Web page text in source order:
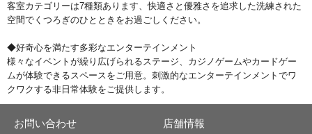
客室カテゴリーは7種類あります、快適さと優雅さを追求した洗練された
空間でくつろぎのひとときをお過ごしください。
◆好奇心を満たす多彩なエンターテインメント
様々なイベントが繰り広げられるステージ、カジノゲームやカードゲー
ムが体験できるスペースをご用意。刺激的なエンターテインメントでワ
クワクする非日常体験をご提供します。
お問い合わせ 店舗情報